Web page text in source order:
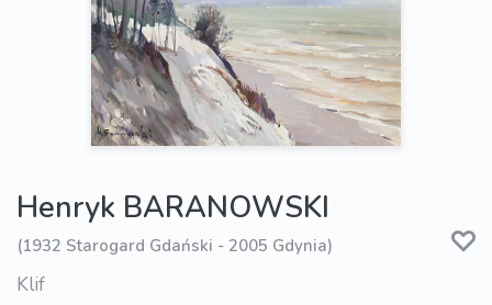
Henryk BARANOWSKI
(1932 Starogard Gdański - 2005 Gdynia)
Klif